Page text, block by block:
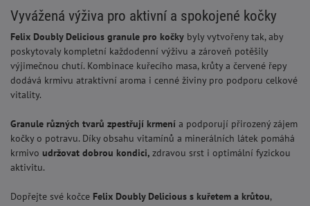
Vyvážená výživa pro aktivní a spokojené kočky
Felix Doubly Delicious granule pro kočky byly vytvořeny tak, aby
poskytovaly kompletní každodenní výživu a zároveň potěšily
výjimečnou chutí. Kombinace kuřecího masa, krůty a červené řepy
dodává krmivu atraktivní aroma i cenné živiny pro podporu celkové
vitality.
Granule různých tvarů zpestřují krmení a podporují přirozený zájem
kočky o potravu. Díky obsahu vitamínů a minerálních látek pomáhá
krmivo udržovat dobrou kondici, zdravou srst i optimální fyzickou
aktivitu.
Dopřejte své kočce Felix Doubly Delicious s kuřetem a krůtou,